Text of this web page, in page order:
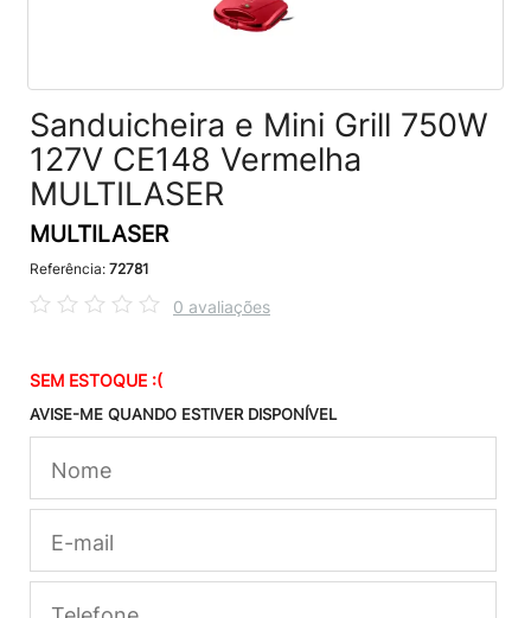
Sanduicheira e Mini Grill 750W
127V CE148 Vermelha
MULTILASER
MULTILASER
Referência: 72781
0 avaliações
SEM ESTOQUE :(
AVISE-ME QUANDO ESTIVER DISPONÍVEL